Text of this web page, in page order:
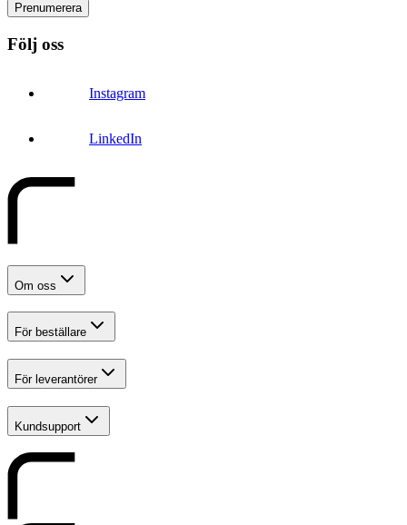
Prenumerera
Följ oss
Instagram
LinkedIn
Om oss
För beställare
För leverantörer
Kundsupport